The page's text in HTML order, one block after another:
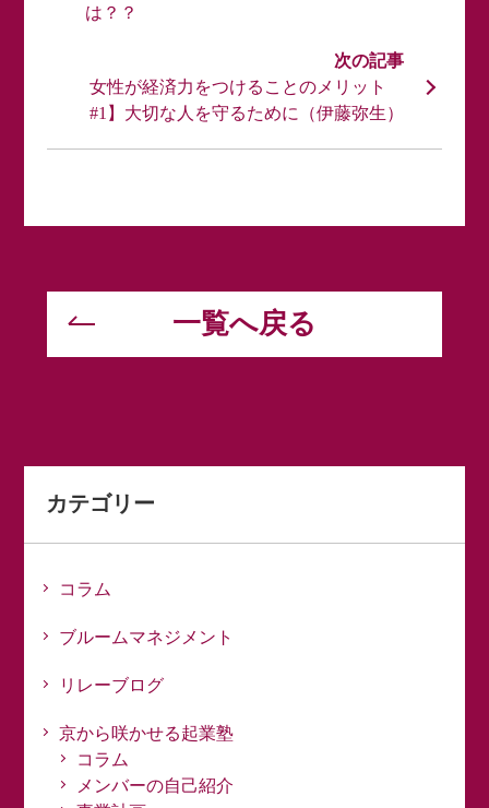
は？？
女性が経済力をつけることのメリット
#1】大切な人を守るために（伊藤弥生）
一覧へ戻る
カテゴリー
コラム
ブルームマネジメント
リレーブログ
京から咲かせる起業塾
コラム
メンバーの自己紹介